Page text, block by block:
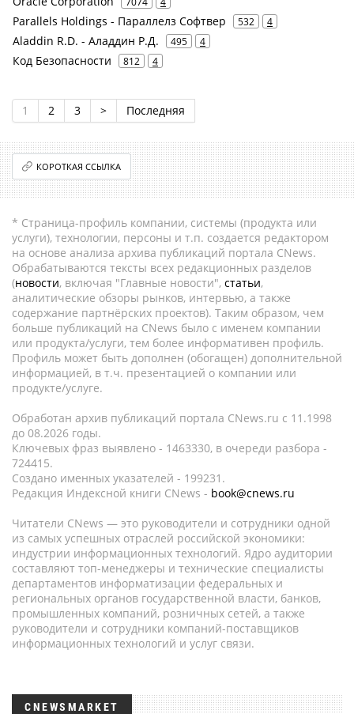
Parallels Holdings - Параллелз Софтвер 532 4
Aladdin R.D. - Аладдин Р.Д. 495 4
Код Безопасности 812 4
1 2 3 > Последняя
КОРОТКАЯ ССЫЛКА
* Страница-профиль компании, системы (продукта или
услуги), технологии, персоны и т.п. создается редактором
на основе анализа архива публикаций портала CNews.
Обрабатываются тексты всех редакционных разделов
(новости, включая "Главные новости", статьи,
аналитические обзоры рынков, интервью, а также
содержание партнёрских проектов). Таким образом, чем
больше публикаций на CNews было с именем компании
или продукта/услуги, тем более информативен профиль.
Профиль может быть дополнен (обогащен) дополнительной
информацией, в т.ч. презентацией о компании или
продукте/услуге.
Обработан архив публикаций портала CNews.ru c 11.1998
до 08.2026 годы.
Ключевых фраз выявлено - 1463330, в очереди разбора -
724415.
Создано именных указателей - 199231.
Редакция Индексной книги CNews - book@cnews.ru
Читатели CNews — это руководители и сотрудники одной
из самых успешных отраслей российской экономики:
индустрии информационных технологий. Ядро аудитории
составляют топ-менеджеры и технические специалисты
департаментов информатизации федеральных и
региональных органов государственной власти, банков,
промышленных компаний, розничных сетей, а также
руководители и сотрудники компаний-поставщиков
информационных технологий и услуг связи.
CNEWSMARKET